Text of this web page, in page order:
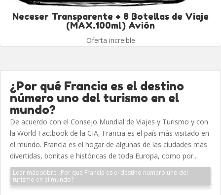
Neceser Transparente + 8 Botellas de Viaje
(MAX.100ml) Avión
Oferta increible
¿Por qué Francia es el destino
número uno del turismo en el
mundo?
De acuerdo con el Consejo Mundial de Viajes y Turismo y con
la World Factbook de la CIA, Francia es el país más visitado en
el mundo. Francia es el hogar de algunas de las ciudades más
divertidas, bonitas e históricas de toda Europa, como por...
Leer más sobre ¿Por qué Francia es el destino número uno del
turismo en el mundo?